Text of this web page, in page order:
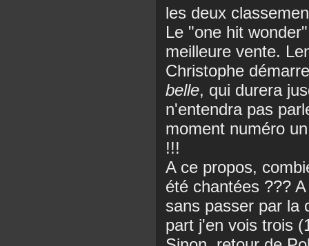
les deux
Le "one hit
meilleure vente.
Christophe
belle, qui durera
n'entendra pas
moment numéro
!!!
A ce propos,
été chantées ???
sans passer par la
part j'en vois trois